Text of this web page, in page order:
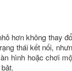
hơn không thay
thái kết nối,
hình hoặc chơi